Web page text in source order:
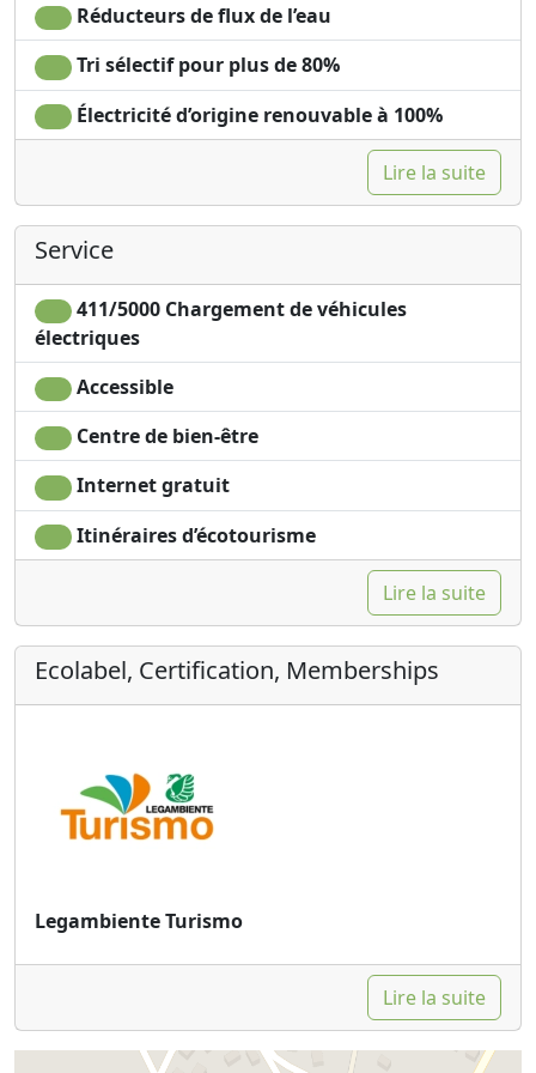
Réducteurs de flux de l’eau
Tri sélectif pour plus de 80%
Électricité d’origine renouvable à 100%
Lire la suite
Service
411/5000 Chargement de véhicules
électriques
Accessible
Centre de bien-être
Internet gratuit
Itinéraires d’écotourisme
Lire la suite
Ecolabel, Certification, Memberships
Legambiente Turismo
Lire la suite